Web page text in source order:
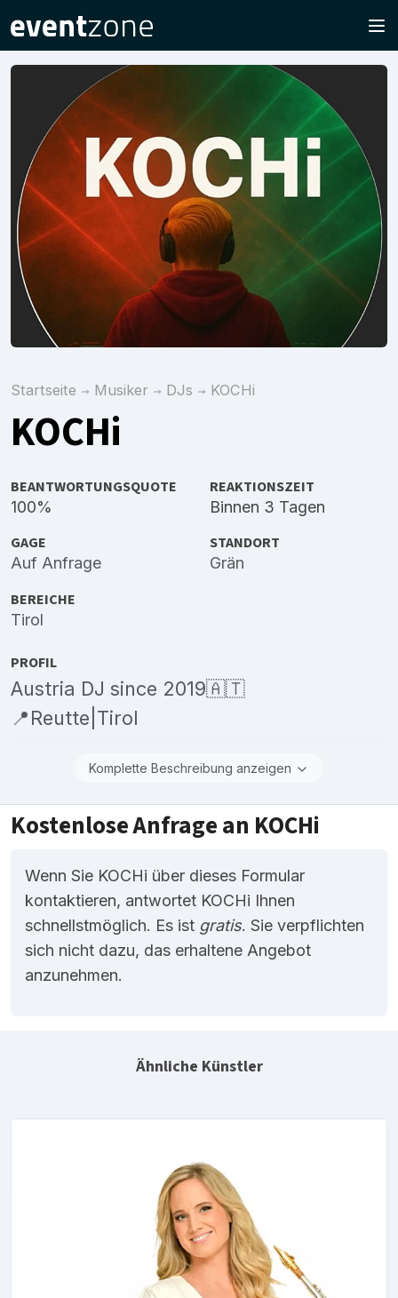
Startseite Musiker DJs KOCHi
KOCHi
BEANTWORTUNGSQUOTE
100%
REAKTIONSZEIT
Binnen 3 Tagen
GAGE
Auf Anfrage
STANDORT
Grän
BEREICHE
Tirol
PROFIL
Austria DJ since 2019🇦🇹
📍Reutte|Tirol
Komplette Beschreibung anzeigen
Kostenlose Anfrage an KOCHi
Wenn Sie KOCHi über dieses Formular
kontaktieren, antwortet KOCHi Ihnen
schnellstmöglich. Es ist gratis. Sie verpflichten
sich nicht dazu, das erhaltene Angebot
anzunehmen.
Ähnliche Künstler